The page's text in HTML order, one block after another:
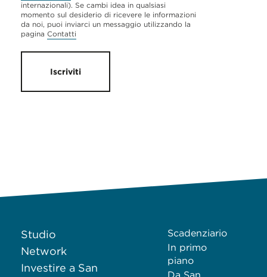
internazionali). Se cambi idea in qualsiasi
momento sul desiderio di ricevere le informazioni
da noi, puoi inviarci un messaggio utilizzando la
pagina Contatti
Iscriviti
Studio
Network
Investire a San
Scadenziario
In primo
piano